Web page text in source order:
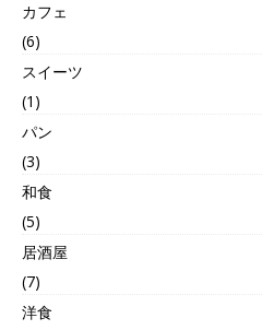
カフェ
(6)
スイーツ
(1)
パン
(3)
和食
(5)
居酒屋
(7)
洋食